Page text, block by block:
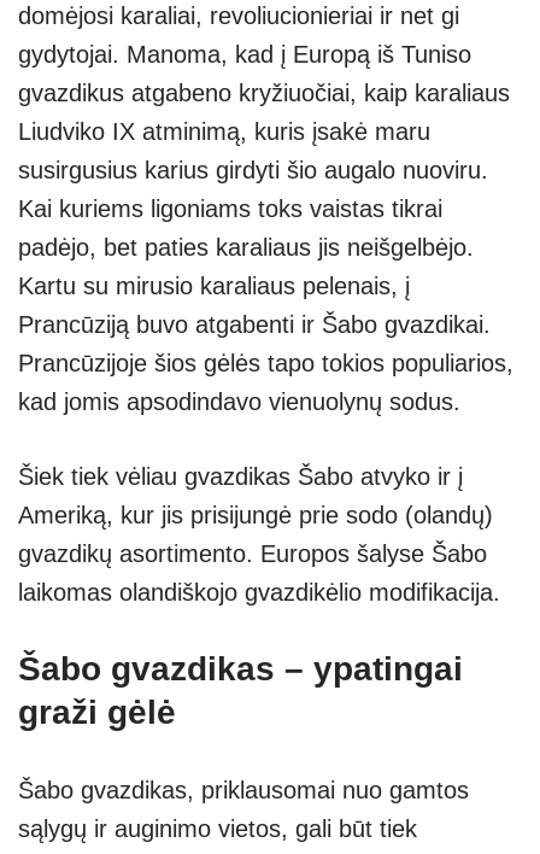
domėjosi karaliai, revoliucionieriai ir net gi
gydytojai. Manoma, kad į Europą iš Tuniso
gvazdikus atgabeno kryžiuočiai, kaip karaliaus
Liudviko IX atminimą, kuris įsakė maru
susirgusius karius girdyti šio augalo nuoviru.
Kai kuriems ligoniams toks vaistas tikrai
padėjo, bet paties karaliaus jis neišgelbėjo.
Kartu su mirusio karaliaus pelenais, į
Prancūziją buvo atgabenti ir Šabo gvazdikai.
Prancūzijoje šios gėlės tapo tokios populiarios,
kad jomis apsodindavo vienuolynų sodus.
Šiek tiek vėliau gvazdikas Šabo atvyko ir į
Ameriką, kur jis prisijungė prie sodo (olandų)
gvazdikų asortimento. Europos šalyse Šabo
laikomas olandiškojo gvazdikėlio modifikacija.
Šabo gvazdikas – ypatingai
graži gėlė
Šabo gvazdikas, priklausomai nuo gamtos
sąlygų ir auginimo vietos, gali būt tiek